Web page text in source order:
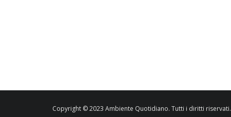
Copyright © 2023 Ambiente Quotidiano. Tutti i diritti riservati.